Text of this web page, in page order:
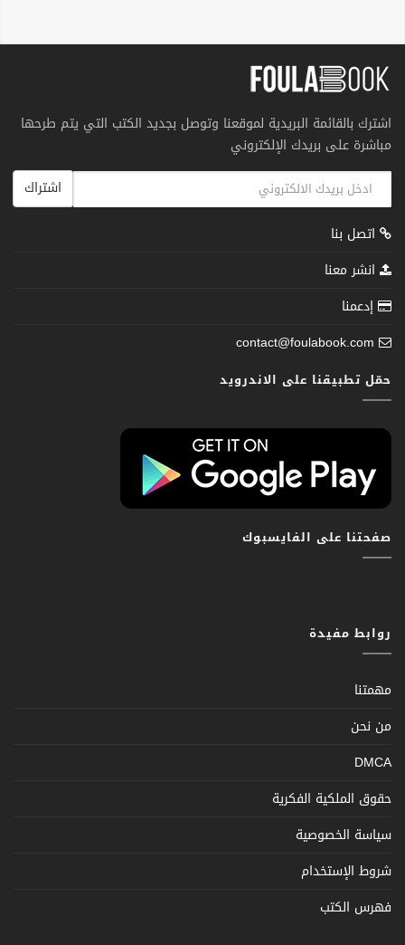
اشترك بالقائمة البريدية لموقعنا وتوصل بجديد الكتب التي يتم طرحها
مباشرة على بريدك الإلكتروني
اشتراك
اتصل بنا
انشر معنا
إدعمنا
contact@foulabook.com
حمّل تطبيقنا على الاندرويد
صفحتنا على الفايسبوك
روابط مفيدة
مهمتنا
من نحن
DMCA
حقوق الملكية الفكرية
سياسة الخصوصية
شروط الإستخدام
فهرس الكتب